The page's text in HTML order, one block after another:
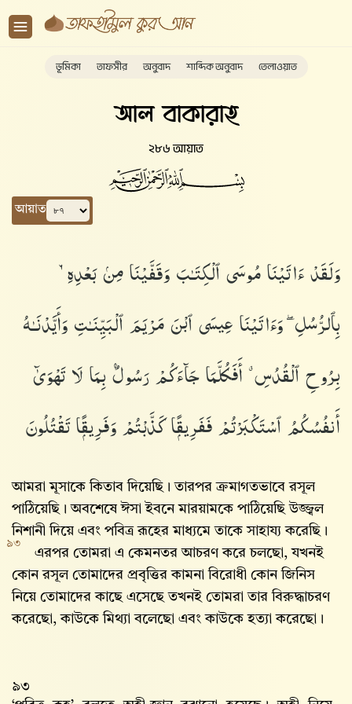
ভূমিকা তাফসীর অনুবাদ শাব্দিক অনুবাদ তেলাওয়াত
আল বাকারাহ
২৮৬ আয়াত
আয়াত
وَلَقَدْ ءَاتَيْنَا مُوسَى ٱلْكِتَـٰبَ وَقَفَّيْنَا مِنۢ بَعْدِهِۦ
بِٱلرُّسُلِ ۖ وَءَاتَيْنَا عِيسَى ٱبْنَ مَرْيَمَ ٱلْبَيِّنَـٰتِ وَأَيَّدْنَـٰهُ
بِرُوحِ ٱلْقُدُسِ ۗ أَفَكُلَّمَا جَآءَكُمْ رَسُولٌۢ بِمَا لَا تَهْوَىٰٓ
أَنفُسُكُمُ ٱسْتَكْبَرْتُمْ فَفَرِيقًۭا كَذَّبْتُمْ وَفَرِيقًۭا تَقْتُلُونَ
আমরা মূসাকে কিতাব দিয়েছি। তারপর ক্রমাগতভাবে রসূল
পাঠিয়েছি। অবশেষে ঈসা ইবনে মারয়ামকে পাঠিয়েছি উজ্জ্বল
নিশানী দিয়ে এবং পবিত্র রূহের মাধ্যমে তাকে সাহায্য করেছি।
৯৩
এরপর তোমরা এ কেমনতর আচরণ করে চলছো, যখনই
কোন রসূল তোমাদের প্রবৃত্তির কামনা বিরোধী কোন জিনিস
নিয়ে তোমাদের কাছে এসেছে তখনই তোমরা তার বিরুদ্ধাচরণ
করেছো, কাউকে মিথ্যা বলেছো এবং কাউকে হত্যা করেছো।
৯৩